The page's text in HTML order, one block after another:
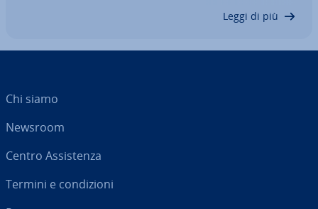
Leggi di più
Chi siamo
Newsroom
Centro As­si­sten­za
Termini e con­di­zio­ni